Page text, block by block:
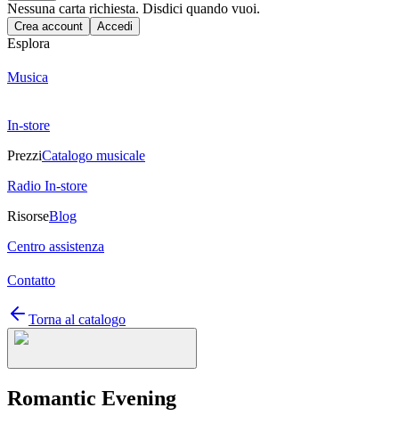
Nessuna carta richiesta. Disdici quando vuoi.
Crea account Accedi
Esplora
Musica
In-store
PrezziCatalogo musicale
Radio In-store
RisorseBlog
Centro assistenza
Contatto
Torna al catalogo
Romantic Evening